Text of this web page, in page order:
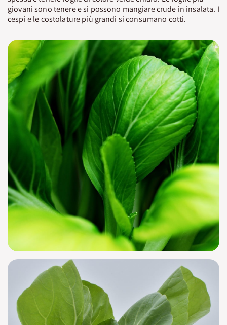
giovani sono tenere e si possono mangiare crude in insalata. I
cespi e le costolature più grandi si consumano cotti.